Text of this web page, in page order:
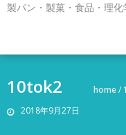
製パン・製菓・食品・理
10tok2
2018年9月27日
home/